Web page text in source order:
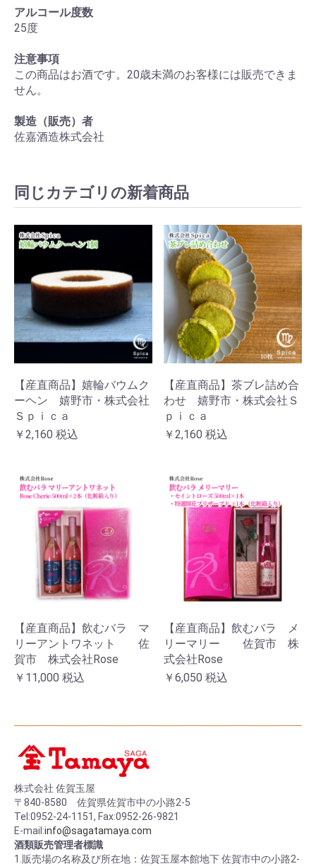
アルコール度数
25度
注意事項
この商品はお酒です。20歳未満のお客様には販売できま
せん。
製造（販売）者
佐嘉酒造株式会社
同じカテゴリの新着商品
【産直商品】嬉輪バウムク
ーヘン 嬉野市・株式会社
Ｓｐｉｃａ
￥2,160 税込
【産直商品】茶ブレ詰め合
わせ 嬉野市・株式会社Ｓ
ｐｉｃａ
￥2,160 税込
【産直商品】飲むバラ マ
リーアントワネット 佐
賀市 株式会社Rose
￥11,000 税込
【産直商品】飲むバラ メ
リーマリー 佐賀市 株
式会社Rose
￥6,050 税込
株式会社 佐賀玉屋
〒840-8580 佐賀県佐賀市中の小路2-5
Tel:0952-24-1151, Fax:0952-26-9821
E-mail:info@sagatamaya.com
酒類販売管理者標識
1.販売場の名称及び所在地：佐賀玉屋本館地下 佐賀市中の小路2-